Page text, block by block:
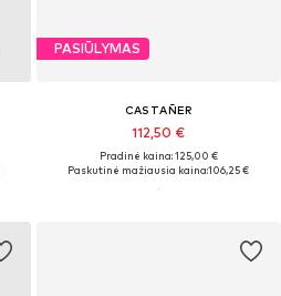
PASIŪLYMAS
CASTAÑER
112,50 €
Pradinė kaina: 125,00 €
Paskutinė mažiausia kaina:106,25 €